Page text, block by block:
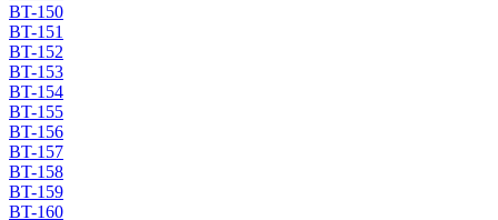
BT-150
BT-151
BT-152
BT-153
BT-154
BT-155
BT-156
BT-157
BT-158
BT-159
BT-160